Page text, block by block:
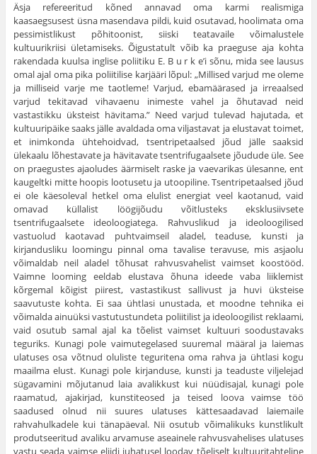
Äsja refereeritud kõned annavad oma karmi realismiga
kaasaegsusest üsna masendava pildi, kuid osutavad, hoolimata oma
pessimistlikust põhitoonist, siiski teatavaile võimalustele
kultuurikriisi ületamiseks. Õigustatult võib ka praeguse aja kohta
rakendada kuulsa inglise poliitiku E. B u r k e’i sõnu, mida see lausus
omal ajal oma pika poliitilise karjääri lõpul: „Millised varjud me oleme
ja milliseid varje me taotleme! Varjud, ebamäärased ja irreaalsed
varjud tekitavad vihavaenu inimeste vahel ja õhutavad neid
vastastikku üksteist hävitama.” Need varjud tulevad hajutada, et
kultuuripäike saaks jälle avaldada oma viljastavat ja elustavat toimet,
et inimkonda ühtehoidvad, tsentripetaalsed jõud jälle saaksid
ülekaalu lõhestavate ja hävitavate tsentrifugaalsete jõudude üle. See
on praegustes ajaoludes äärmiselt raske ja vaevarikas ülesanne, ent
kaugeltki mitte hoopis lootusetu ja utoopiline. Tsentripetaalsed jõud
ei ole käesoleval hetkel oma elulist energiat veel kaotanud, vaid
omavad küllalist löögijõudu võitlusteks eksklusiivsete
tsentrifugaalsete ideoloogiatega. Rahvuslikud ja ideoloogilised
vastuolud kaotavad puhtvaimseil aladel, teaduse, kunsti ja
kirjandusliku loomingu pinnal oma tavalise teravuse, mis asjaolu
võimaldab neil aladel tõhusat rahvusvahelist vaimset koostööd.
Vaimne looming eeldab elustava õhuna ideede vaba liiklemist
kõrgemal kõigist piirest, vastastikust sallivust ja huvi üksteise
saavutuste kohta. Ei saa ühtlasi unustada, et moodne tehnika ei
võimalda ainuüksi vastutustundeta poliitilist ja ideoloogilist reklaami,
vaid osutub samal ajal ka tõelist vaimset kultuuri soodustavaks
teguriks. Kunagi pole vaimutegelased suuremal määral ja laiemas
ulatuses osa võtnud oluliste teguritena oma rahva ja ühtlasi kogu
maailma elust. Kunagi pole kirjanduse, kunsti ja teaduste viljelejad
sügavamini mõjutanud laia avalikkust kui nüüdisajal, kunagi pole
raamatud, ajakirjad, kunstiteosed ja teised loova vaimse töö
saadused olnud nii suures ulatuses kättesaadavad laiemaile
rahvahulkadele kui tänapäeval. Nii osutub võimalikuks kunstlikult
produtseeritud avaliku arvamuse aseainele rahvusvahelises ulatuses
vastu seada vaimse eliidi juhatusel loodav tõeliselt kultuuritahteline